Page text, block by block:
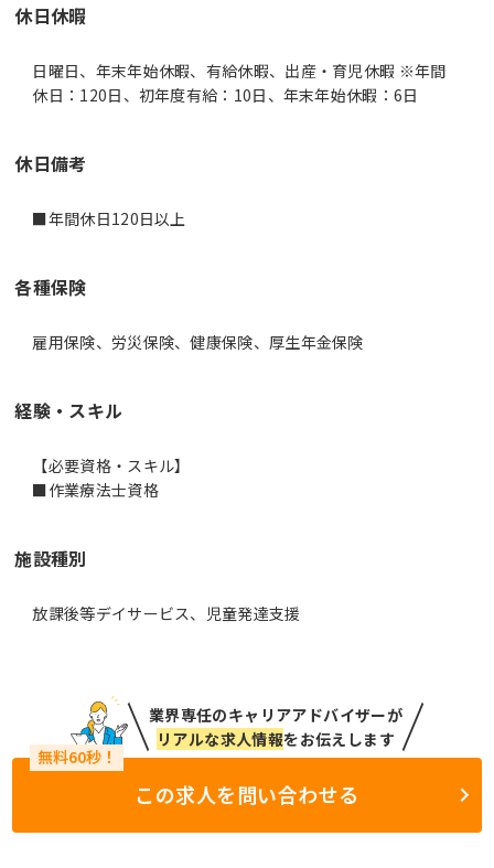
休日休暇
日曜日、年末年始休暇、有給休暇、出産・育児休暇 ※年間
休日：120日、初年度有給：10日、年末年始休暇：6日
休日備考
■年間休日120日以上
各種保険
雇用保険、労災保険、健康保険、厚生年金保険
経験・スキル
【必要資格・スキル】
■作業療法士資格
施設種別
放課後等デイサービス、児童発達支援
業界専任のキャリアアドバイザーが
リアルな求人情報をお伝えします
この求人を問い合わせる